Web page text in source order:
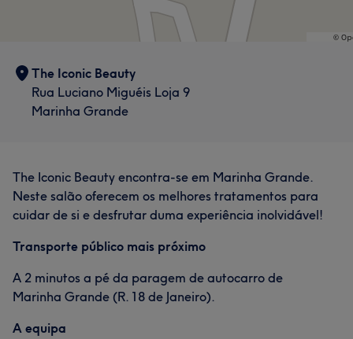
The Iconic Beauty
Rua Luciano Miguéis Loja 9
Marinha Grande
The Iconic Beauty encontra-se em Marinha Grande.
Neste salão oferecem os melhores tratamentos para
cuidar de si e desfrutar duma experiência inolvidável!
Transporte público mais próximo
A 2 minutos a pé da paragem de autocarro de
Marinha Grande (R. 18 de Janeiro).
A equipa